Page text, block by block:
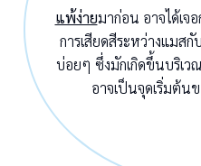
แพ้ง่ายมาก่อน อาจได้เจ
การเสียดสีระหว่างแมส
บ่อยๆ ซึ่งมักเกิดขึ้นบริเว
อาจเป็นจุดเริ่มต้